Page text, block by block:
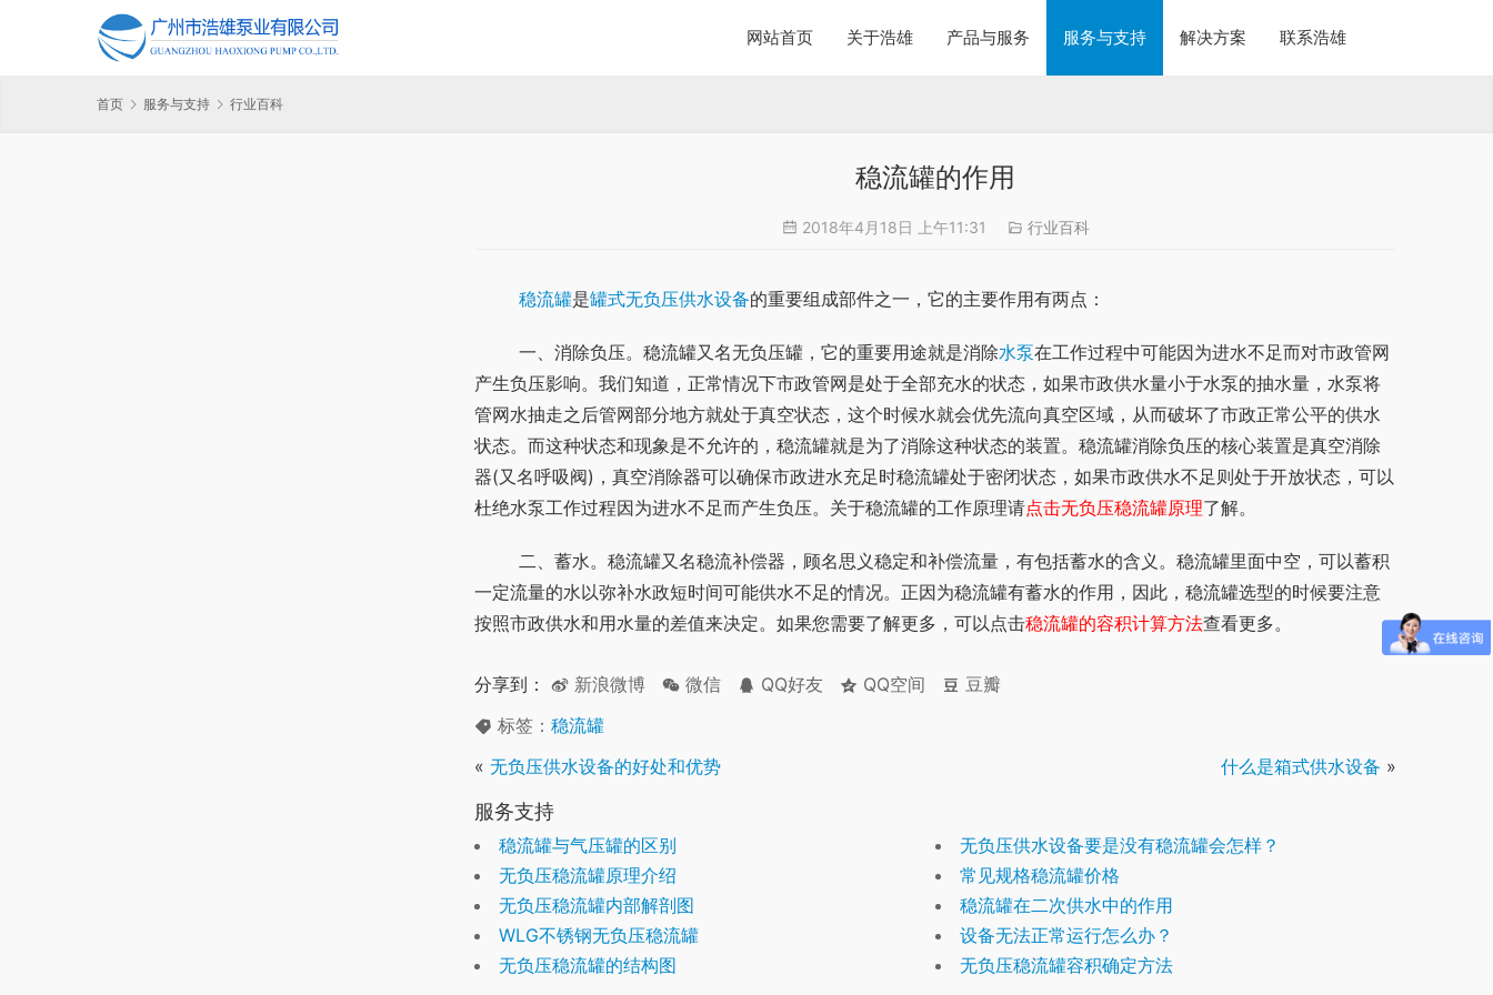
网站首页 关于浩雄 产品与服务 服务与支持 解决方案 联系浩雄
首页 服务与支持 行业百科
稳流罐的作用
2018年4月18日 上午11:31 行业百科
稳流罐是罐式无负压供水设备的重要组成部件之一，它的主要作用有两点：
	一、消除负压。稳流罐又名无负压罐，它的重要用途就是消除
水泵在工作过程中可能因为进水不足而对市政管网
产生负压影响。我们知道，正常情况下市政管网是处于全部充水的状态，如果市政供水量小于水泵的抽水量，水泵将
管网水抽走之后管网部分地方就处于真空状态，这个时候水就会优先流向真空区域，从而破坏了市政正常公平的供水
状态。而这种状态和现象是不允许的，稳流罐就是为了消除这种状态的装置。稳流罐消除负压的核心装置是真空消除
器(又名呼吸阀)，真空消除器可以确保市政进水充足时稳流罐处于密闭状态，如果市政供水不足则处于开放状态，可以
杜绝水泵工作过程因为进水不足而产生负压。关于稳流罐的工作原理请点击无负压稳流罐原理了解。
一定流量的水以弥补水政短时间可能供水不足的情况。正因为稳流罐有蓄水的作用，因此，稳流罐选型的时候要注意
按照市政供水和用水量的差值来决定。如果您需要了解更多，可以点击稳流罐的容积计算方法查看更多。
分享到： 新浪微博 微信 QQ好友 QQ空间
豆瓣
标签： 稳流罐
« 无负压供水设备的好处和优势 什么是箱式供水设备 »
服务支持
稳流罐与气压罐的区别
无负压供水设备要是没有稳流罐会怎样？
无负压稳流罐原理介绍
常见规格稳流罐价格
无负压稳流罐内部解剖图
稳流罐在二次供水中的作用
WLG不锈钢无负压稳流罐
设备无法正常运行怎么办？
无负压稳流罐的结构图
无负压稳流罐容积确定方法